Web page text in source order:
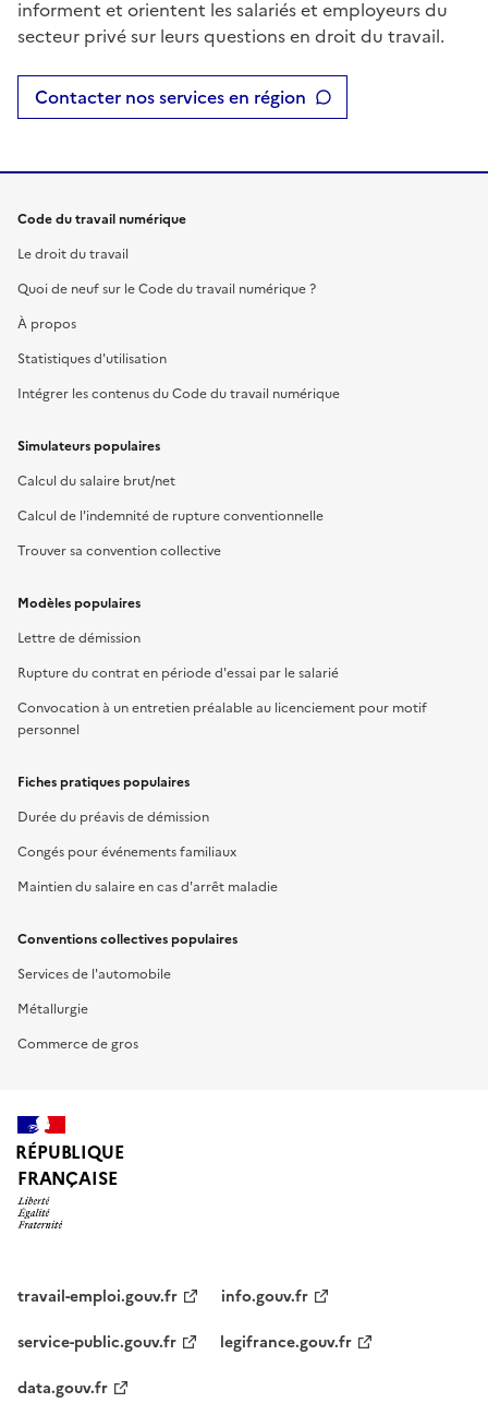
informent et orientent les salariés et employeurs du
secteur privé sur leurs questions en droit du travail.
Contacter nos services en région
Code du travail numérique
Le droit du travail
Quoi de neuf sur le Code du travail numérique ?
À propos
Statistiques d'utilisation
Intégrer les contenus du Code du travail numérique
Simulateurs populaires
Calcul du salaire brut/net
Calcul de l'indemnité de rupture conventionnelle
Trouver sa convention collective
Modèles populaires
Lettre de démission
Rupture du contrat en période d'essai par le salarié
Convocation à un entretien préalable au licenciement pour motif
personnel
Fiches pratiques populaires
Durée du préavis de démission
Congés pour événements familiaux
Maintien du salaire en cas d'arrêt maladie
Conventions collectives populaires
Services de l'automobile
Métallurgie
Commerce de gros
RÉPUBLIQUE
FRANÇAISE
travail-emploi.gouv.fr
info.gouv.fr
service-public.gouv.fr
legifrance.gouv.fr
data.gouv.fr